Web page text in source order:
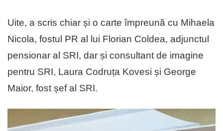
Uite, a scris chiar și o carte împreună cu Mihaela
Nicola, fostul PR al lui Florian Coldea, adjunctul
pensionar al SRI, dar și consultant de imagine
pentru SRI, Laura Codruța Kovesi și George
Maior, fost șef al SRI.